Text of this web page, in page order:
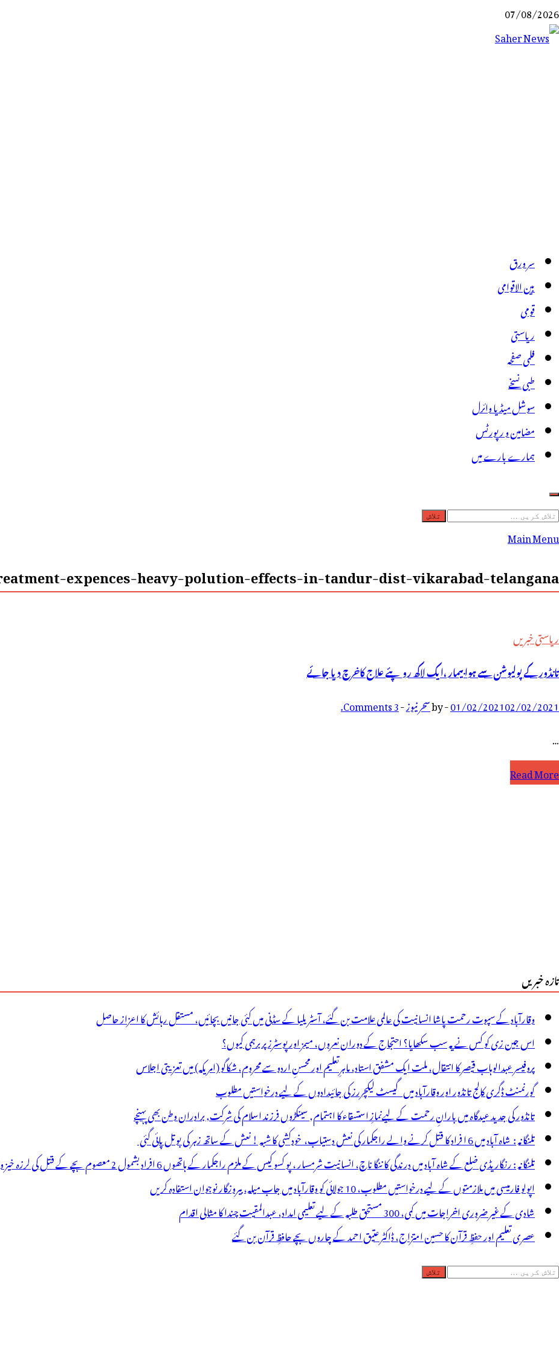
Skip
to
07/08/2026
سر ورق
بین الاقوامی
قومی
ریاستی
فلمی صفحہ
طبی نسخے
سوشل میڈیا وائرل
مضامین و رپورٹس
ہمارے بارے میں
تلاش
کریں
Main Menu
expences-heavy-polution-effects-in-tandur-dist-vikarabad-telangana
ریاستی خبریں
تانڈور کے پولیوشن سے ہوا بیمار ،ایک لاکھ روپئے علاج کاخرچ دیا جائے
01/02/202102/02/2021
-
byسحر نیوز-
3 Comments.
…
تانڈور
علاج
کاخرچ
دیا
جائے
Read More
تازہ خبریں
وقارآباد کے سپوت رحمت پاشا انسانیت کی عالمی علامت بن گئے، آسٹریلیا کے سڈنی میں کئی جانیں بچائیں، مستقل رہائش کا اعزاز حاصل
اس جین زی کو کس نے یہ سب سکھایا؟ احتجاج کے دوران نعروں، میمز اور پوسٹرز پر برہمی کیوں؟
پروفیسر عبدالوہاب قیصر کا انتقال، ملت ایک مشفق استاد، ماہرِتعلیم اور محسنِ اردو سے محروم، شکاگو (امریکہ) میں تعزیتی اجلاس
گورنمنٹ ڈگری کالج تانڈور اور وقارآباد میں گیسٹ لیکچررز کی جائیدادوں کے لیے درخواستیں مطلوب
تانڈور کی جدید عیدگاہ میں بارانِ رحمت کے لیےنمازِ استسقاء کا اہتمام, سینکڑوں فرزند اسلام کی شرکت, برادران وطن بھی پہنچے
تلنگانہ : شاہ آباد میں 6 ا فراد کا قتل کرنے والے راجکمار کی نعش دستیاب، خودکشی کا شبہ ! نعش کے ساتھ زہر کی بوتل پائی گئی
تلنگانہ : رنگاریڈی ضلع کے شاہ آباد میں درندگی کا ننگا ناچ، انسانیت شرمسار ، پو کسو کیس کے ملزم راجکمار کے ہاتھوں 6 افراد بشمول 2 معصوم بچے کے قتل کی لرزہ خیز واردات
اپولو فارمیسی میں ملازمتوں کے لیے درخواستیں مطلوب، 10 جولائی کو وقارآباد میں جاب میلہ، بیروزگار نوجوان استفادہ کریں
شادی کے غیر ضروری اخراجات میں کمی، 300 مستحق طلبہ کے لیے تعلیمی امداد، عبدالمقیت چندا کا مثالی اقدام
عصری تعلیم اور حفظِ قرآن کا حسین امتزاج، ڈاکٹر عتیق احمد کے چاروں بچے حافظِ قرآن بن گئے
تلاش